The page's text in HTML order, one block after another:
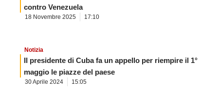
contro Venezuela
18 Novembre 2025 17:10
Notizia
Il presidente di Cuba fa un appello per riempire il 1°
maggio le piazze del paese
30 Aprile 2024 15:05